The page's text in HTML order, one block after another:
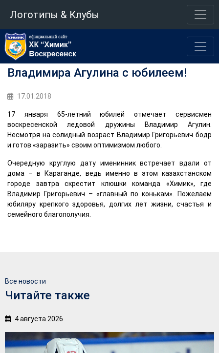
Логотипы & Клубы
Владимира Агулина с юбилеем!
17.01.2018
17 января 65-летний юбилей отмечает сервисмен
воскресенской ледовой дружины Владимир Агулин.
Несмотря на солидный возраст Владимир Григорьевич бодр
и готов «заразить» своим оптимизмом любого.
Очередную круглую дату именинник встречает вдали от
дома – в Караганде, ведь именно в этом казахстанском
городе завтра скрестит клюшки команда «Химик», где
Владимир Григорьевич – «главный по конькам». Пожелаем
юбиляру крепкого здоровья, долгих лет жизни, счастья и
семейного благополучия.
Все новости
Читайте также
4 августа 2026